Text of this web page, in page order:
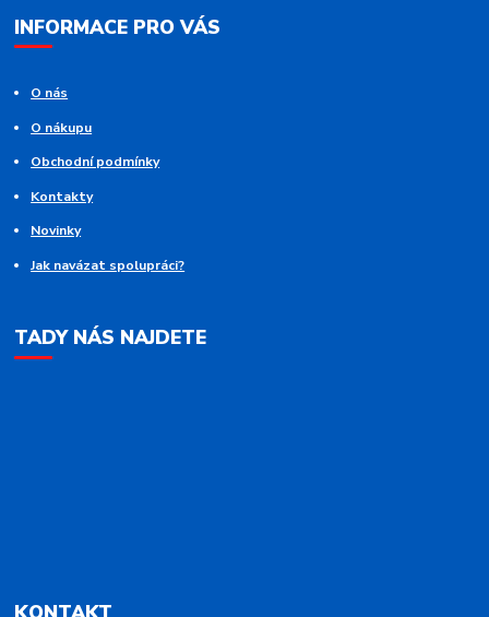
INFORMACE PRO VÁS
O nás
O nákupu
Obchodní podmínky
Kontakty
Novinky
Jak navázat spolupráci?
TADY NÁS NAJDETE